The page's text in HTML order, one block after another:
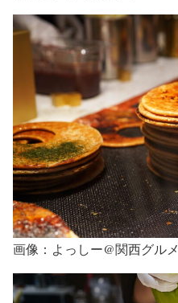
画像：よっしー@関西グルメ